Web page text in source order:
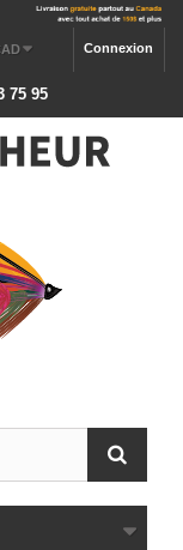
Connexion
75 95